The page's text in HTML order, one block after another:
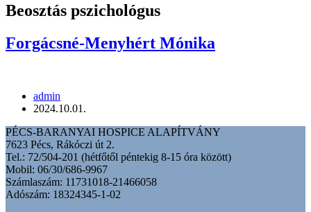
Rólunk írták
Támogatók
Beosztás pszichológus
Forgácsné-Menyhért Mónika
admin
2024.10.01.
PÉCS-BARANYAI HOSPICE ALAPÍTVÁNY
7623 Pécs, Rákóczi út 2.
Tel.: 72/504-201 (hétfőtől péntekig 8-15 óra között)
Mobil: 06/30/686-9967
Számlaszám: 11731018-21466058
Adószám: 18324345-1-02